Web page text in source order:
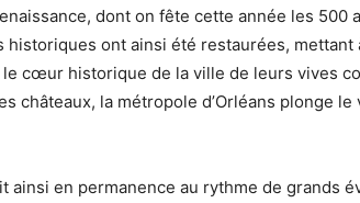
dont on fête cette année les 500
historiques ont ainsi été restaurées, mettant
cœur historique de la ville de leurs vives
châteaux, la métropole d’Orléans plonge
ainsi en permanence au rythme de grands